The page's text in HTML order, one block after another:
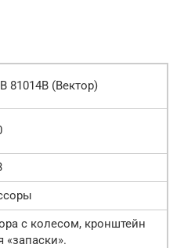
81014B (Вектор)
с колесом, кронштейн
«запаски».